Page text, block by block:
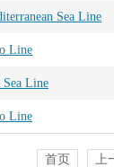
Sea Line
Line
Sea Line
Line
首页 上